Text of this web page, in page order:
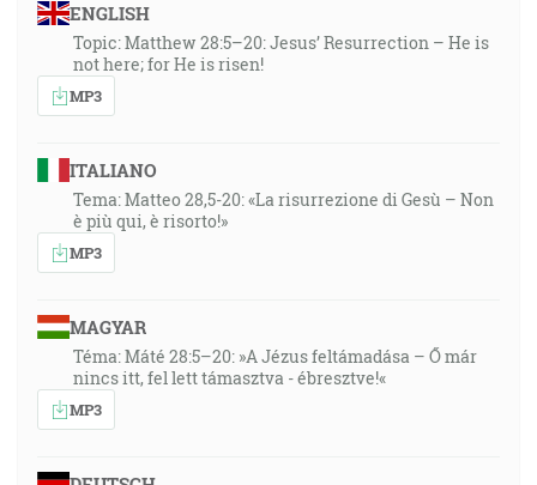
ENGLISH
Topic: Matthew 28:5–20: Jesus’ Resurrection – He is
not here; for He is risen!
MP3
ITALIANO
Tema: Matteo 28,5-20: «La risurrezione di Gesù – Non
è più qui, è risorto!»
MP3
MAGYAR
Téma: Máté 28:5–20: »A Jézus feltámadása – Ő már
nincs itt, fel lett támasztva - ébresztve!«
MP3